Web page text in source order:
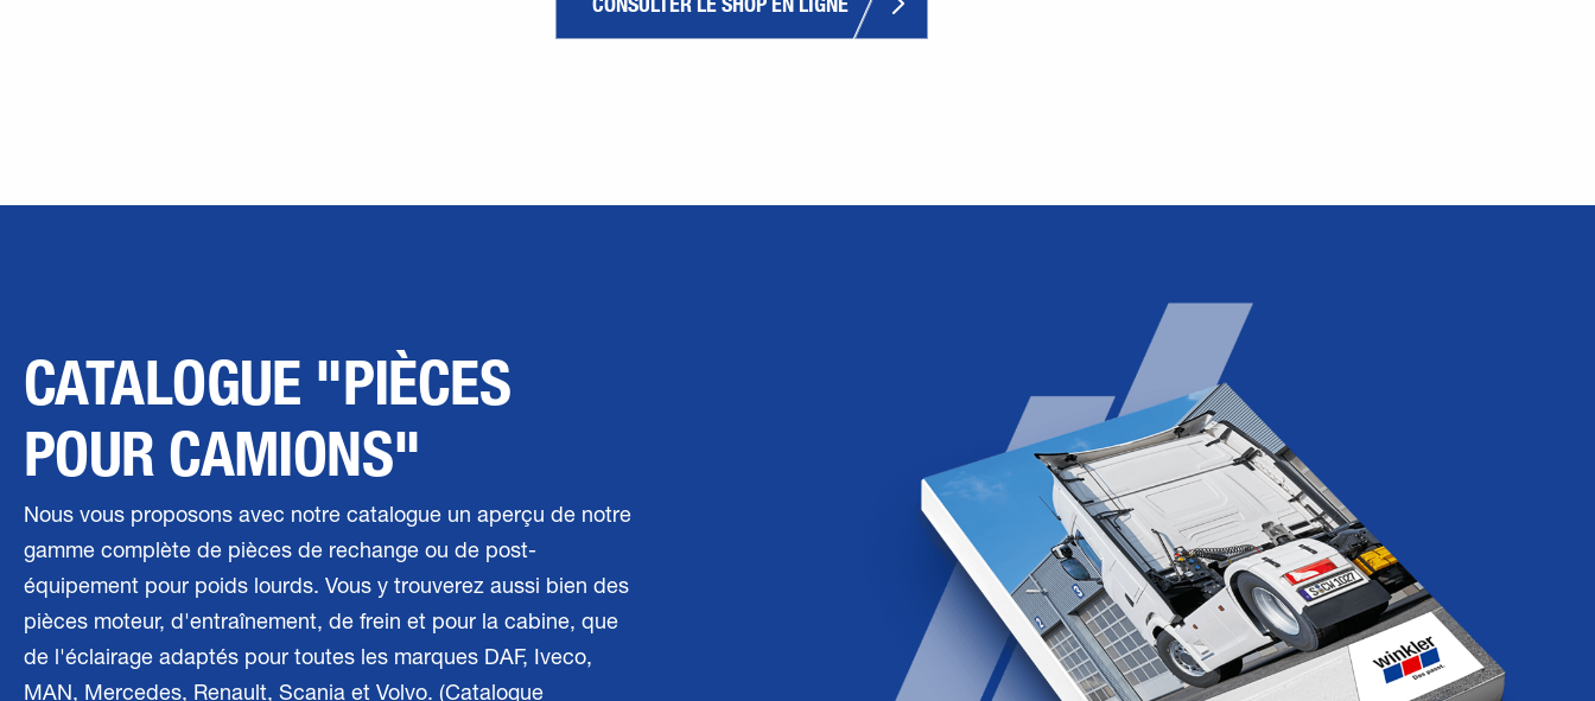
CATALOGUE "PIÈCES
POUR CAMIONS"
Nous vous proposons avec notre catalogue un aperçu de notre
gamme complète de pièces de rechange ou de post-
équipement pour poids lourds. Vous y trouverez aussi bien des
pièces moteur, d'entraînement, de frein et pour la cabine, que
de l'éclairage adaptés pour toutes les marques DAF, Iveco,
MAN, Mercedes, Renault, Scania et Volvo. (Catalogue